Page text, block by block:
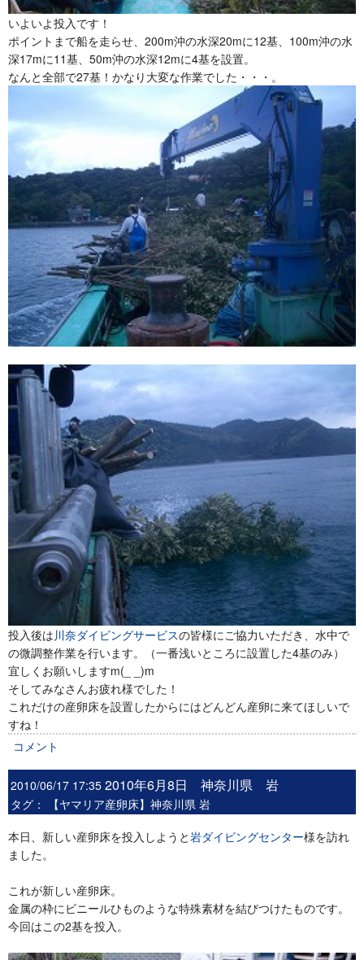
いよいよ投入です！
ポイントまで船を走らせ、200m沖の水深20mに12基、100m沖の水
深17mに11基、50m沖の水深12mに4基を設置。
なんと全部で27基！かなり大変な作業でした・・・。
投入後は川奈ダイビングサービスの皆様にご協力いただき、水中で
の微調整作業を行います。（一番浅いところに設置した4基のみ）
宜しくお願いしますm(_ _)m
そしてみなさんお疲れ様でした！
これだけの産卵床を設置したからにはどんどん産卵に来てほしいで
すね！
コメント
2010/06/17 17:35 2010年6月8日 神奈川県 岩
タグ：
【ヤマリア産卵床】神奈川県 岩
本日、新しい産卵床を投入しようと岩ダイビングセンター様を訪れ
ました。
これが新しい産卵床。
金属の枠にビニールひものような特殊素材を結びつけたものです。
今回はこの2基を投入。